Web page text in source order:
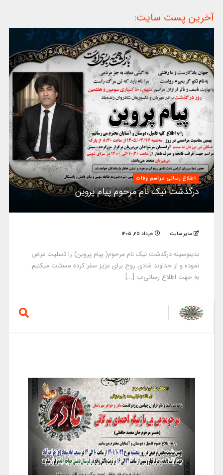
آخرین پست سایت:
اطلاع رسانی مراسم وفات
درگذشت نیک نام مرحوم پیام پروین
مدیر سایت خرداد ۲۵, ۱۴۰۵
بدینوسیله درگذشت نیک نام مرحوم( پیام پروین) را تسلیت عرض
نموده و از خداوند شادی روح برای عزیز سفر کرده مسئلت میکنیم.
به جهت اطلاع رسانی:ب [...]